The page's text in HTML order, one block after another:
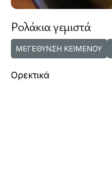
Ρολάκια γεμιστά
ΜΕΓΕΘΥΝΣΗ ΚΕΙΜΕΝΟΥ
Ορεκτικά